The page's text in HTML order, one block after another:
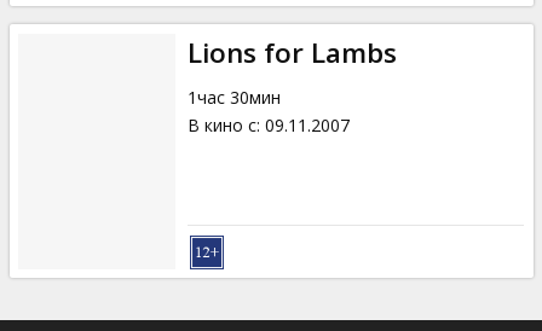
Lions for Lambs
1час 30мин
В кино с: 09.11.2007